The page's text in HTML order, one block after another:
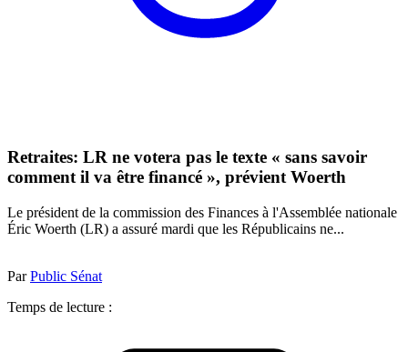
Retraites: LR ne votera pas le texte « sans savoir
comment il va être financé », prévient Woerth
Le président de la commission des Finances à l'Assemblée nationale
Éric Woerth (LR) a assuré mardi que les Républicains ne...
ParPublic Sénat
Temps de lecture :